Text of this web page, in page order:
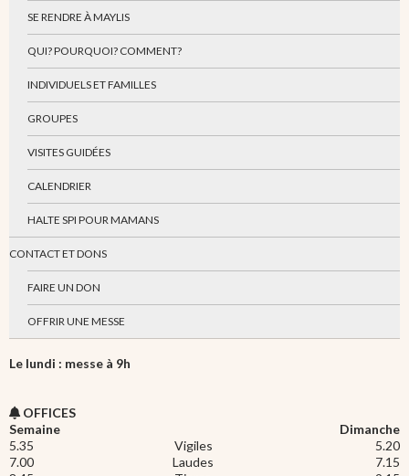
SE RENDRE À MAYLIS
QUI? POURQUOI? COMMENT?
INDIVIDUELS ET FAMILLES
GROUPES
VISITES GUIDÉES
CALENDRIER
HALTE SPI POUR MAMANS
CONTACT ET DONS
FAIRE UN DON
OFFRIR UNE MESSE
Le lundi : messe à 9h
OFFICES
Semaine
Dimanche
5.35
Vigiles
5.20
7.00
Laudes
7.15